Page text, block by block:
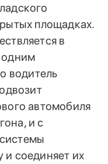
площадках.
в
одним
водитель
автомобиля
и с
и соединяет их